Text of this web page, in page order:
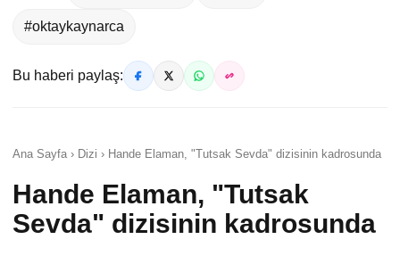
#oktaykaynarca
Bu haberi paylaş:
Ana Sayfa › Dizi › Hande Elaman, "Tutsak Sevda" dizisinin kadrosunda
Hande Elaman, "Tutsak
Sevda" dizisinin kadrosunda